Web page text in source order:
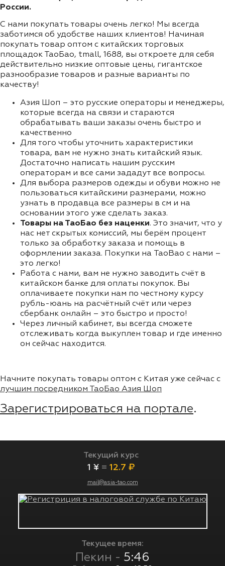
России.
С нами покупать товары очень легко! Мы всегда
заботимся об удобстве наших клиентов! Начиная
покупать товар оптом с китайских торговых
площадок ТаоБао, tmall, 1688, вы откроете для себя
действительно низкие оптовые цены, гигантское
разнообразие товаров и разные варианты по
качеству!
Азия Шоп – это русские операторы и менеджеры,
которые всегда на связи и стараются
обрабатывать ваши заказы очень быстро и
качественно
Для того чтобы уточнить характеристики
товара, вам не нужно знать китайский язык.
Достаточно написать нашим русским
операторам и все сами зададут все вопросы.
Для выбора размеров одежды и обуви можно не
пользоваться китайскими размерами, можно
узнать в продавца все размеры в см и на
основании этого уже сделать заказ.
Товары на ТаоБао без наценки. Это значит, что у
нас нет скрытых комиссий, мы берём процент
только за обработку заказа и помощь в
оформлении заказа. Покупки на TaoBao с нами –
это легко!
Работа с нами, вам не нужно заводить счёт в
китайском банке для оплаты покупок. Вы
оплачиваете покупки нам по честному курсу
рубль-юань на расчётный счёт или через
сбербанк онлайн – это быстро и просто!
Через личный кабинет, вы всегда сможете
отслеживать когда выкуплен товар и где именно
он сейчас находится.
Начните покупать товары оптом с Китая уже сейчас с
лучшим посредником ТаоБао Азия Шоп
Зарегистрироваться на портале.
Текущий курс
1 ¥ = 12.7 ₽
mail@asia-tao.com
Текущее время:
Пекин - 5:46